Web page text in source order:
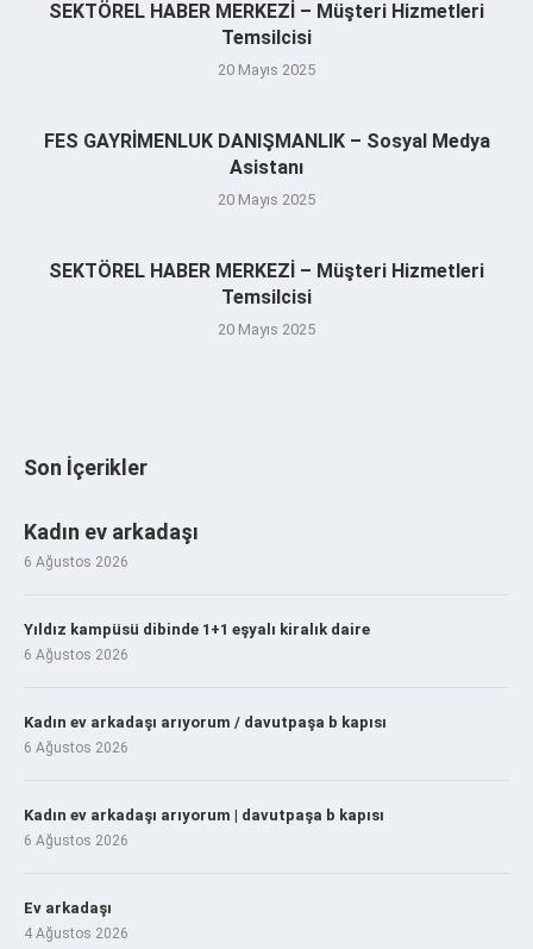
SEKTÖREL HABER MERKEZİ – Müşteri Hizmetleri
Temsilcisi
20 Mayıs 2025
FES GAYRİMENLUK DANIŞMANLIK – Sosyal Medya
Asistanı
20 Mayıs 2025
SEKTÖREL HABER MERKEZİ – Müşteri Hizmetleri
Temsilcisi
20 Mayıs 2025
Son İçerikler
Kadın ev arkadaşı
6 Ağustos 2026
Yıldız kampüsü dibinde 1+1 eşyalı kiralık daire
6 Ağustos 2026
Kadın ev arkadaşı arıyorum / davutpaşa b kapısı
6 Ağustos 2026
Kadın ev arkadaşı arıyorum | davutpaşa b kapısı
6 Ağustos 2026
Ev arkadaşı
4 Ağustos 2026